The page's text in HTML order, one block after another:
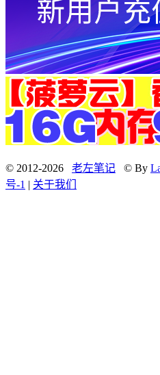
© 2012-2026 老左笔记 © By
号-1 | 关于我们